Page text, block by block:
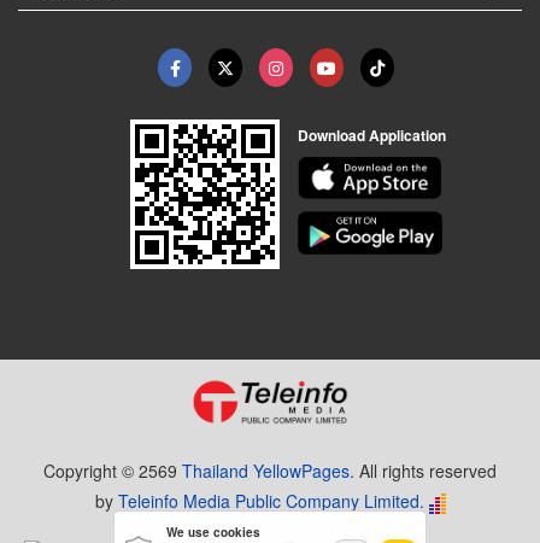
Download Application
Copyright © 2569 Thailand YellowPages. All rights reserved
by Teleinfo Media Public Company Limited.
We use cookies